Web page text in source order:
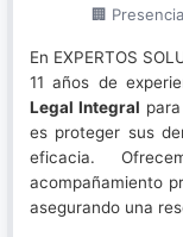
🏢
En EXPERTOS
11 años de
Legal Integral
es proteger sus
eficacia.
acompañamiento
asegurando una